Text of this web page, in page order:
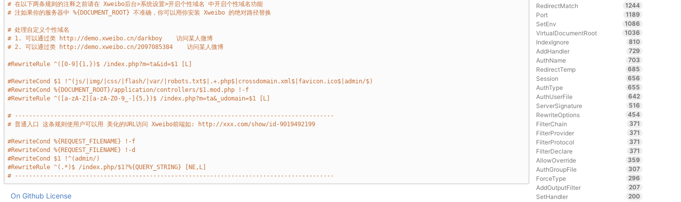
# 在以下两条规则的注释之前请在 Xweibo后台>系统设置>开启个性域名 中开启个性域名功能
# 注如果你的服务器中 %{DOCUMENT_ROOT} 不准确，你可以用你安装 Xweibo 的绝对路径替换
# 处理自定义个性域名
# 1. 可以通过类 http://demo.xweibo.cn/darkboy    访问某人微博
# 2. 可以通过类 http://demo.xweibo.cn/2097085384    访问某人微博
#RewriteRule ^([0-9]{1,})$ /index.php?m=ta&id=$1 [L]
#RewriteCond $1 !^(js/|img/|css/|flash/|var/|robots.txt$|.+.php$|crossdomain.xml$|favicon.ico$|admin/$)
#RewriteCond %{DOCUMENT_ROOT}/application/controllers/$1.mod.php !-f
#RewriteRule ^([a-zA-Z][a-zA-Z0-9_-]{5,})$ /index.php?m=ta&_udomain=$1 [L]
# ------------------------------------------------------------------------------------------
# 普通入口 这条规则使用户可以用 美化的URL访问 Xweibo前端如: http://xxx.com/show/id-9019492199
#RewriteCond %{REQUEST_FILENAME} !-f
#RewriteCond %{REQUEST_FILENAME} !-d
#RewriteCond $1 !^(admin/)
#RewriteRule ^(.*)$ /index.php/$1?%{QUERY_STRING} [NE,L]
# ------------------------------------------------------------------------------------------
On Github License
RedirectMatch
1244
Port
1189
SetEnv
1086
VirtualDocumentRoot
1036
IndexIgnore
810
AddHandler
729
AuthName
703
RedirectTemp
685
Session
656
AuthType
655
AuthUserFile
642
ServerSignature
516
RewriteOptions
454
FilterChain
371
FilterProvider
371
FilterProtocol
371
FilterDeclare
371
AllowOverride
359
AuthGroupFile
307
ForceType
296
AddOutputFilter
207
SetHandler
200